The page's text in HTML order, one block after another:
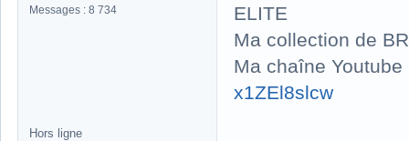
Messages : 8 734
ELITE
Ma collection de
Ma chaîne
x1ZEl8slcw
Hors ligne